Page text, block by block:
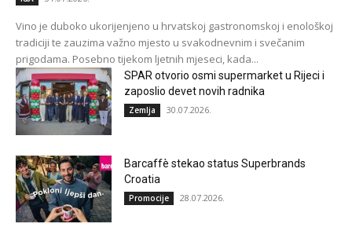
Vino je duboko ukorijenjeno u hrvatskoj gastronomskoj i enološkoj
tradiciji te zauzima važno mjesto u svakodnevnim i svečanim
prigodama. Posebno tijekom ljetnih mjeseci, kada...
SPAR otvorio osmi supermarket u Rijeci i
zaposlio devet novih radnika
Zemlja 30.07.2026.
Barcaffè stekao status Superbrands
Croatia
Promocije 28.07.2026.